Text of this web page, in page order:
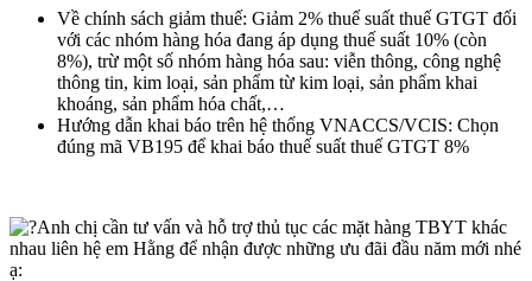
Về chính sách giảm thuế: Giảm 2% thuế suất thuế GTGT đối
với các nhóm hàng hóa đang áp dụng thuế suất 10% (còn
8%), trừ một số nhóm hàng hóa sau: viễn thông, công nghệ
thông tin, kim loại, sản phẩm từ kim loại, sản phẩm khai
khoáng, sản phẩm hóa chất,…
Hướng dẫn khai báo trên hệ thống VNACCS/VCIS: Chọn
đúng mã VB195 để khai báo thuế suất thuế GTGT 8%
Anh chị cần tư vấn và hỗ trợ thủ tục các mặt hàng TBYT khác
nhau liên hệ em Hằng để nhận được những ưu đãi đầu năm mới nhé
ạ: